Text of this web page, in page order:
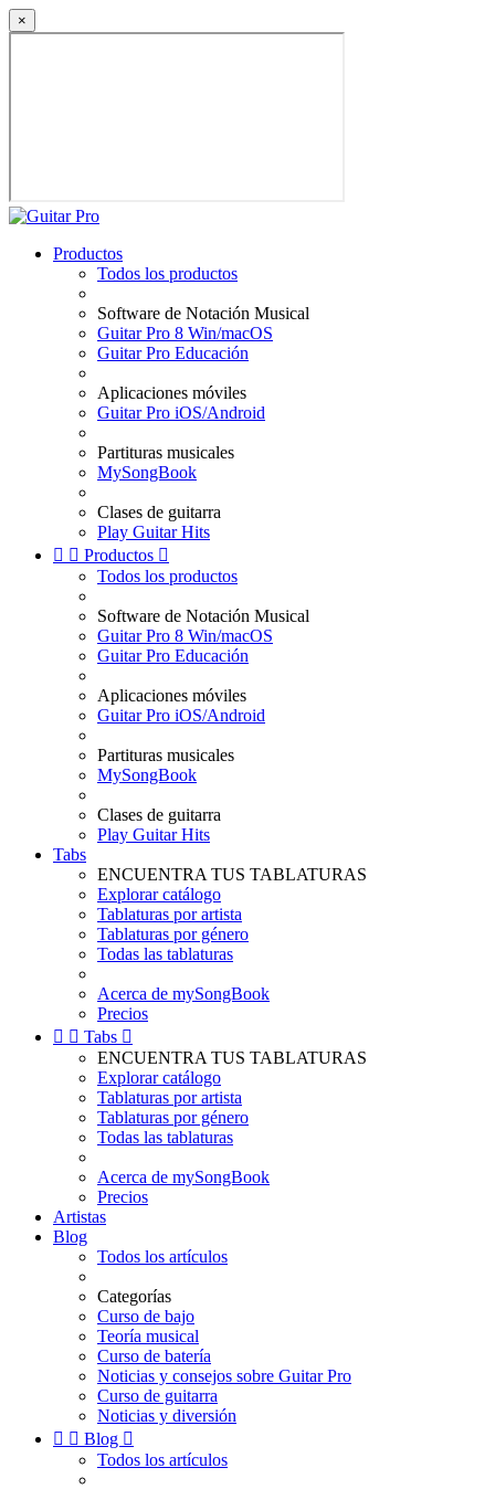
×
Productos
Todos los productos
Software de Notación Musical
Guitar Pro 8 Win/macOS
Guitar Pro Educación
Aplicaciones móviles
Guitar Pro iOS/Android
Partituras musicales
MySongBook
Clases de guitarra
Play Guitar Hits
  Productos 
Todos los productos
Software de Notación Musical
Guitar Pro 8 Win/macOS
Guitar Pro Educación
Aplicaciones móviles
Guitar Pro iOS/Android
Partituras musicales
MySongBook
Clases de guitarra
Play Guitar Hits
Tabs
ENCUENTRA TUS TABLATURAS
Explorar catálogo
Tablaturas por artista
Tablaturas por género
Todas las tablaturas
Acerca de mySongBook
Precios
  Tabs 
ENCUENTRA TUS TABLATURAS
Explorar catálogo
Tablaturas por artista
Tablaturas por género
Todas las tablaturas
Acerca de mySongBook
Precios
Artistas
Blog
Todos los artículos
Categorías
Curso de bajo
Teoría musical
Curso de batería
Noticias y consejos sobre Guitar Pro
Curso de guitarra
Noticias y diversión
  Blog 
Todos los artículos